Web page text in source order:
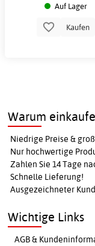
Auf Lager
Kaufen
Warum
Niedrige Preise &
Nur hochwertige
Zahlen Sie 14 Tage
Schnelle Lieferung!
Ausgezeichneter
Wichtige Links
AGB &